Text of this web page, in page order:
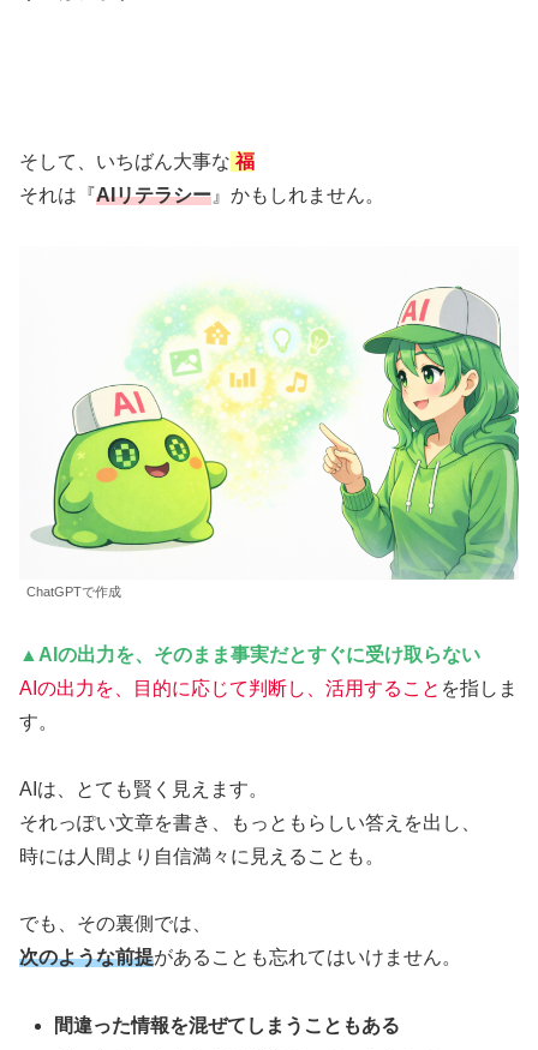
そして、いちばん大事な 福
それは『AIリテラシー 』かもしれません。
ChatGPTで作成
▲AIの出力を、そのまま事実だとすぐに受け取らない
AIの出力を、
目的に応じて判断し、活用すること を指しま
す。
AIは、とても賢く見えます。
それっぽい文章を書き、もっともらしい答えを出し、
時には人間より自信満々に見えることも。
でも、その裏側では、
次のような前提があることも忘れてはいけません。
間違った情報を混ぜてしまうこともある